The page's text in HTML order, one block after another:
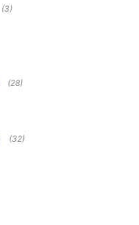
(3)
(28)
(32)